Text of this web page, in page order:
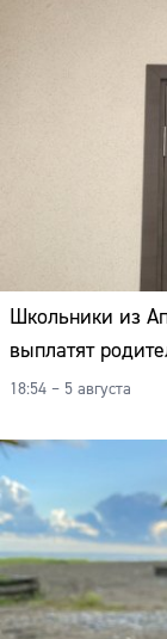
Школьники из
выплатят
18:54 – 5 августа